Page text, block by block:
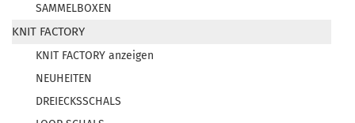
SAMMELBOXEN
KNIT FACTORY
KNIT FACTORY anzeigen
NEUHEITEN
DREIECKSSCHALS